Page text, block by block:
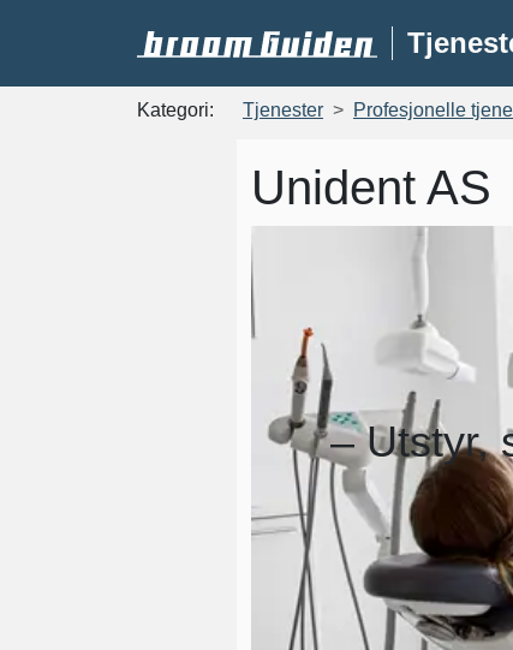
Kategori: Tjenester Profesjonelle
Unident AS
– Utstyr,